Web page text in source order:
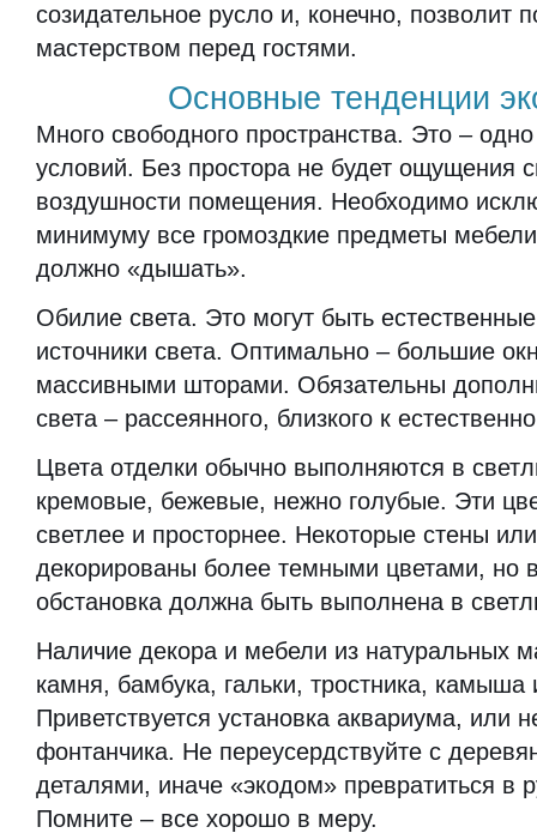
созидательное русло и, конечно, позволит
мастерством перед гостями.
Основные тенденции
Много свободного пространства. Это –
условий. Без простора не будет ощущения
воздушности помещения. Необходимо
минимуму все громоздкие предметы
должно «дышать».
Обилие света. Это могут быть
источники света. Оптимально – большие
массивными шторами. Обязательны
света – рассеянного, близкого к
Цвета отделки обычно выполняются в
кремовые, бежевые, нежно голубые. Эти
светлее и просторнее. Некоторые стены
декорированы более темными цветами, но
обстановка должна быть выполнена в
Наличие декора и мебели из натуральных
камня, бамбука, гальки, тростника, камыша
Приветствуется установка аквариума, или
фонтанчика. Не переусердствуйте с
деталями, иначе «экодом» превратиться в
Помните – все хорошо в меру.